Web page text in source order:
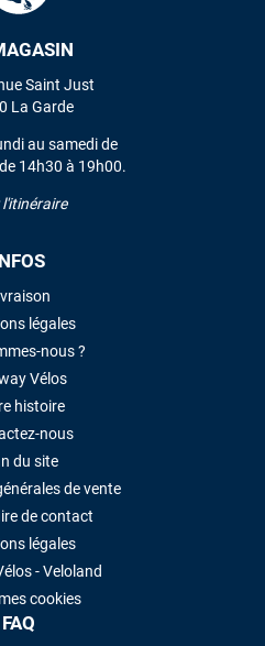
Saint Just
La Garde
au samedi de
14h30 à 19h00.
l'itinéraire
légales
nous ?
Vélos
histoire
nous
du site
de vente
de contact
légales
- Veloland
cookies
FAQ
LES AVIS
UN AVIS